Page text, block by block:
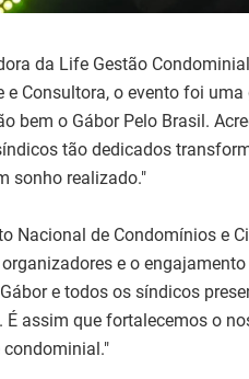
da Life Gestão
e Consultora, o evento foi
bem o Gábor Pelo Brasil.
tão dedicados
sonho realizado."
Nacional de Condomínios e
e o
e todos os síndicos
É assim que fortalecemos o